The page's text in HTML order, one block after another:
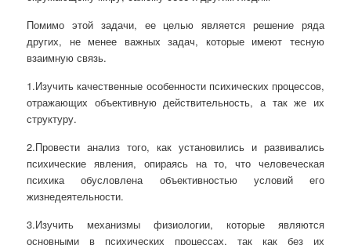
Помимо этой задачи, ее целью является решение ряда
других, не менее важных задач, которые имеют тесную
взаимную связь.
1.Изучить качественные особенности психических процессов,
отражающих объективную действительность, а так же их
структуру.
2.Провести анализ того, как установились и развивались
психические явления, опираясь на то, что человеческая
психика обусловлена объективностью условий его
жизнедеятельности.
3.Изучить механизмы физиологии, которые являются
основными в психических процессах, так как без их